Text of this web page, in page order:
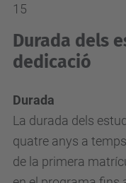
15
Durada dels
dedicació
Durada
La durada dels
quatre anys a
de la primera